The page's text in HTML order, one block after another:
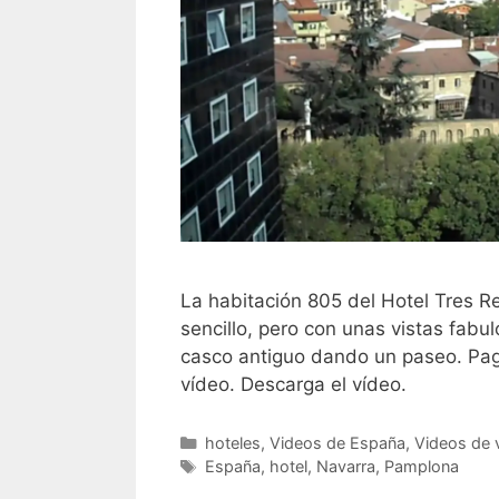
La habitación 805 del Hotel Tres
sencillo, pero con unas vistas
casco antiguo dando un paseo.
vídeo. Descarga el vídeo.
Categorías
hoteles, Videos de España, Videos de
Etiquetas
España, hotel, Navarra, Pamplona